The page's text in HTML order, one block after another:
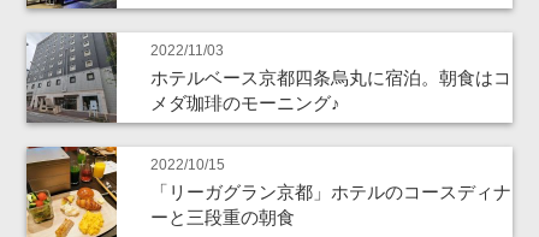
2022/11/03
ホテルベース京都四条烏丸に宿泊。朝食はコ
メダ珈琲のモーニング♪
2022/10/15
「リーガグラン京都」ホテルのコースディナ
ーと三段重の朝食